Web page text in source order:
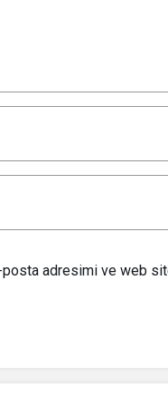
posta adresimi ve web